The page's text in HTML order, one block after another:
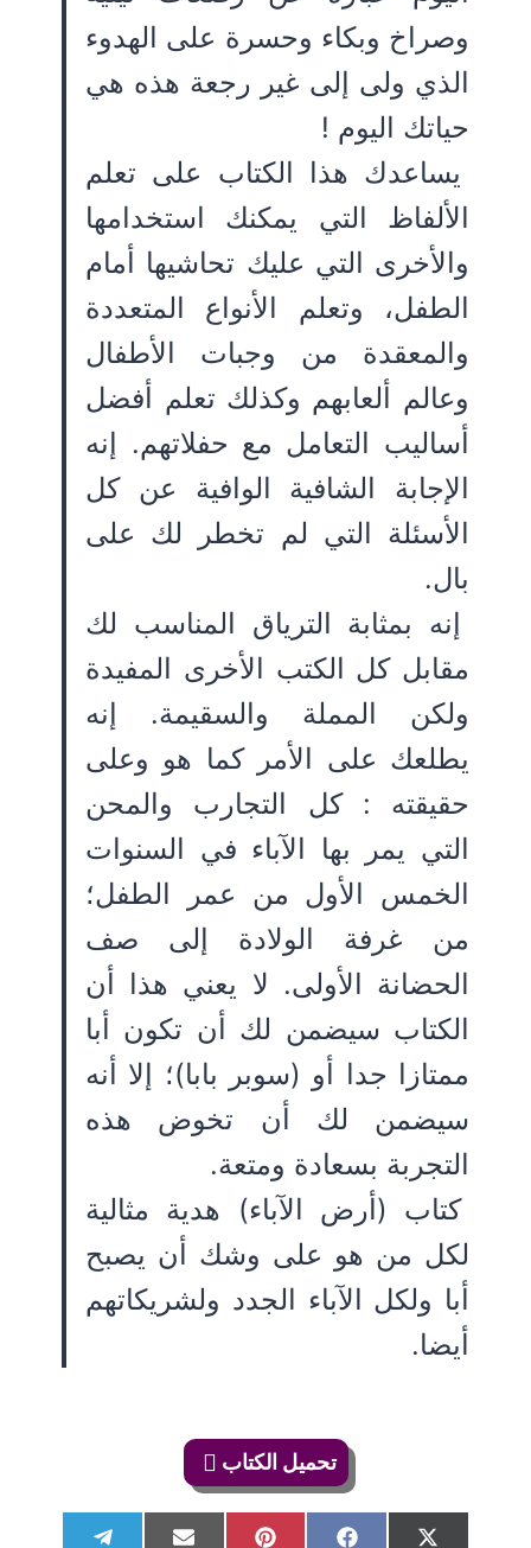
وصراخ وبكاء وحسرة على الهدوء
الذي ولى إلى غير رجعة هذه هي
حياتك اليوم !
يساعدك هذا الكتاب على تعلم
الألفاظ التي يمكنك استخدامها
والأخرى التي عليك تحاشيها أمام
الطفل، وتعلم الأنواع المتعددة
والمعقدة من وجبات الأطفال
وعالم ألعابهم وكذلك تعلم أفضل
أساليب التعامل مع حفلاتهم. إنه
الإجابة الشافية الوافية عن كل
الأسئلة التي لم تخطر لك على
بال.
إنه بمثابة الترياق المناسب لك
مقابل كل الكتب الأخرى المفيدة
ولكن المملة والسقيمة. إنه
يطلعك على الأمر كما هو وعلى
حقيقته : كل التجارب والمحن
التي يمر بها الآباء في السنوات
الخمس الأول من عمر الطفل؛
من غرفة الولادة إلى صف
الحضانة الأولى. لا يعني هذا أن
الكتاب سيضمن لك أن تكون أبا
ممتازا جدا أو (سوبر بابا)؛ إلا أنه
سيضمن لك أن تخوض هذه
التجربة بسعادة ومتعة.
كتاب (أرض الآباء) هدية مثالية
لكل من هو على وشك أن يصبح
أبا ولكل الآباء الجدد ولشريكاتهم
أيضا.
تحميل الكتاب